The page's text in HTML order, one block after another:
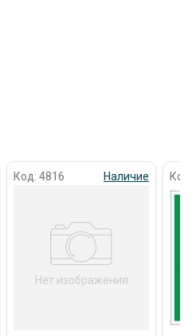
Код: 4816 Наличие
Нет изображения